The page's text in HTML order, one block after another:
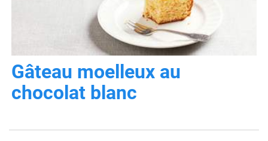
Gâteau moelleux au
chocolat blanc